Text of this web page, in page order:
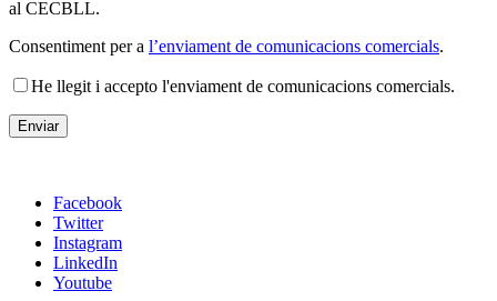
al CECBLL.
Consentiment per a l’enviament de comunicacions comercials.
He llegit i accepto l'enviament de comunicacions comercials.
Facebook
Twitter
Instagram
LinkedIn
Youtube